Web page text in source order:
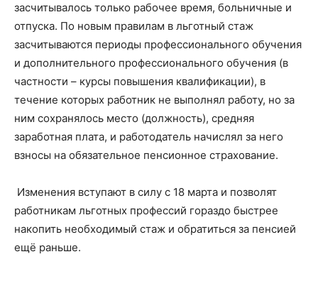
засчитывалось только рабочее время, больничные и
отпуска. По новым правилам в льготный стаж
засчитываются периоды профессионального обучения
и дополнительного профессионального обучения (в
частности – курсы повышения квалификации), в
течение которых работник не выполнял работу, но за
ним сохранялось место (должность), средняя
заработная плата, и работодатель начислял за него
взносы на обязательное пенсионное страхование.
Изменения вступают в силу с 18 марта и позволят
работникам льготных профессий гораздо быстрее
накопить необходимый стаж и обратиться за пенсией
ещё раньше.